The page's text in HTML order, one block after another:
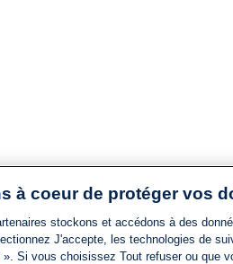
à coeur de protéger vos
stockons et accédons à des
J'accepte, les technologies de
». Si vous choisissez Tout refuser ou